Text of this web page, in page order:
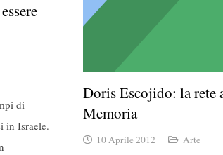
di
in Israele.
Doris Escojido: la rete
Memoria
10 Aprile 2012 Arte